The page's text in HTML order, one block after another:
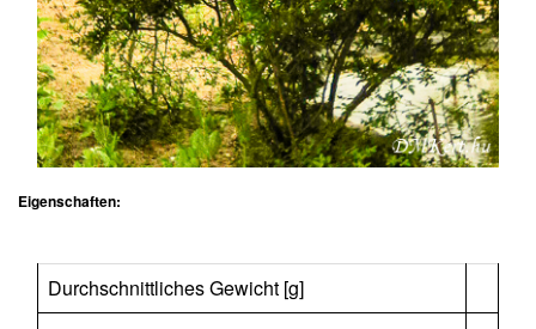
Eigenschaften:
Durchschnittliches Gewicht [g]